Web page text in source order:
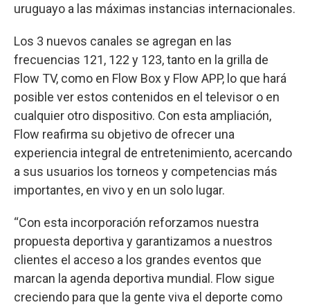
uruguayo a las máximas instancias internacionales.
Los 3 nuevos canales se agregan en las
frecuencias 121, 122 y 123, tanto en la grilla de
Flow TV, como en Flow Box y Flow APP, lo que hará
posible ver estos contenidos en el televisor o en
cualquier otro dispositivo. Con esta ampliación,
Flow reafirma su objetivo de ofrecer una
experiencia integral de entretenimiento, acercando
a sus usuarios los torneos y competencias más
importantes, en vivo y en un solo lugar.
“Con esta incorporación reforzamos nuestra
propuesta deportiva y garantizamos a nuestros
clientes el acceso a los grandes eventos que
marcan la agenda deportiva mundial. Flow sigue
creciendo para que la gente viva el deporte como